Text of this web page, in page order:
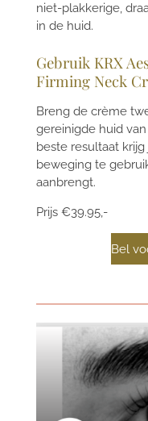
niet-plakkerige,
in de huid.
Gebruik KRX
Firming Neck
Breng de crème
gereinigde huid
beste resultaat
beweging te
aanbrengt.
Prijs €39.95,-
Bel